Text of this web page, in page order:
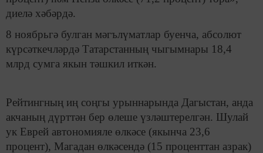
диелә хәбәрдә.
8 ноябрьгә булган мәгълүматлар буенча, абсолют
күрсәткечләрдә Татарстанның чыгымнары 18,4
млрд сумга якын тәшкил иткән.
Рейтингның иң соңгы урыннарында Дагыстан, анда
акчаның дүрттән бер өлеше үзләштерелгән. Шулай
ук Еврей автономияле өлкәсе (якынча 23,6
процент), Магадан өлкәсендә (15 проценттан азрак)